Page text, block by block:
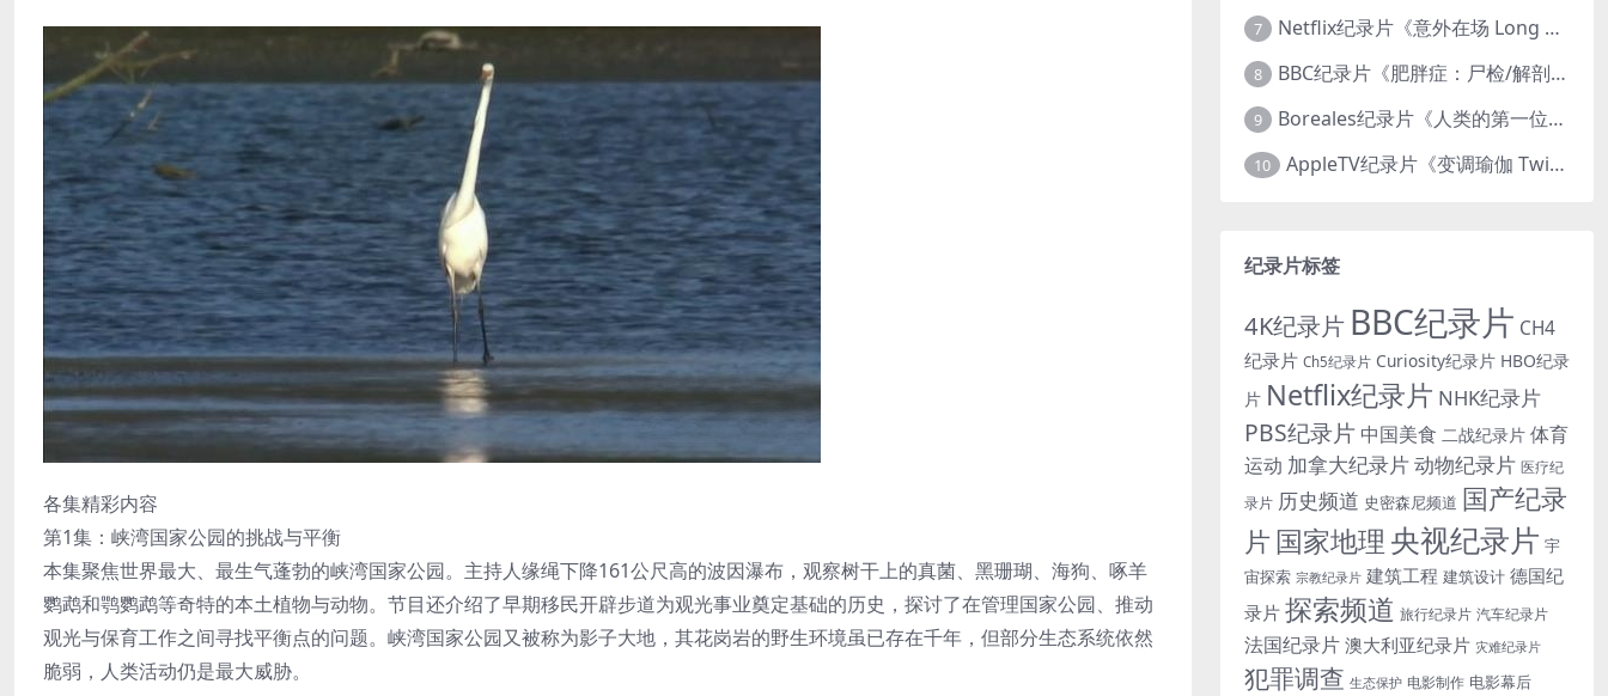
各集精彩内容
第1集：峡湾国家公园的挑战与平衡
本集聚焦世界最大、最生气蓬勃的峡湾国家公园。主持人缘绳下降161公尺高的波因瀑布，观察树干上的真菌、黑珊瑚、海狗、啄羊
鹦鹉和鹗鹦鹉等奇特的本土植物与动物。节目还介绍了早期移民开辟步道为观光事业奠定基础的历史，探讨了在管理国家公园、推动
观光与保育工作之间寻找平衡点的问题。峡湾国家公园又被称为影子大地，其花岗岩的野生环境虽已存在千年，但部分生态系统依然
脆弱，人类活动仍是最大威胁。
7 Netflix纪录片《意外在场 Long Shot 2017》英语中字 720P/NKV/1.06GB 美国谋杀误判案件
8 BBC纪录片《肥胖症：尸检/解剖肥胖 Obesity: The Post Mortem 2016》英语中英双字 无水印纯净版 1080P/MKV/1.03G
9 Boreales纪录片《人类的第一位动物朋友：人类和狗的神奇故事 Man’s First Friend 2018》英语中英双字 1080P/MP4/1.8G 狗的神奇故事
10 AppleTV纪录片《变调瑜伽 Twisted Yoga 2026》全3集 英语中英双字 无水印纯净版 1080P/MKV/10G 瑜伽大师背后的真相
纪录片标签
4K纪录片 BBC纪录片 CH4
纪录片 Ch5纪录片 Curiosity纪录片 HBO纪录
片 Netflix纪录片 NHK纪录片
PBS纪录片 中国美食 二战纪录片 体育
运动 加拿大纪录片动物纪录片 医疗纪
录片 历史频道 史密森尼频道 国产纪录
片 国家地理 央视纪录片 宇
宙探索 宗教纪录片 建筑工程 建筑设计 德国纪
录片 探索频道 旅行纪录片 汽车纪录片
法国纪录片 澳大利亚纪录片 灾难纪录片
犯罪调查 生态保护 电影制作 电影幕后